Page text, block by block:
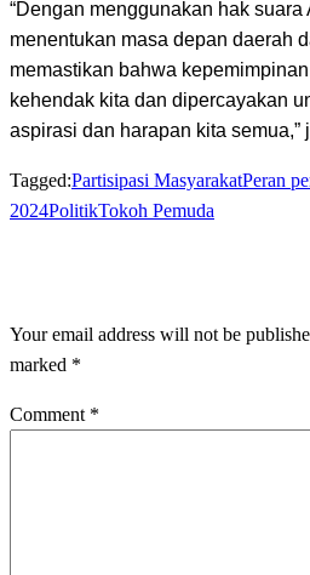
“Dengan menggunakan hak suara
menentukan masa depan daerah
memastikan bahwa
kehendak kita dan dipercayakan
aspirasi dan harapan kita semua,”
Tagged:Partisipasi MasyarakatPeran
2024PolitikTokoh Pemuda
Your email address will not be
marked *
Comment *